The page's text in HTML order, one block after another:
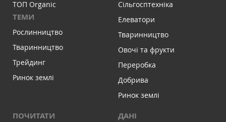
ТОП Organic
ТЕМИ
Рослинництво
Тваринництво
Трейдинг
Ринок землі
Сільгосптехніка
Елеватори
Тваринництво
Овочі та фрукти
Переробка
Добрива
Ринок землі
ПОЧИТАТИ ДАНІ